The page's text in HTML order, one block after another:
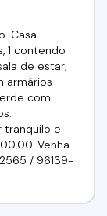
Casa
1 contendo
de estar,
armários
com
tranquilo e
Venha
2565 / 96139-